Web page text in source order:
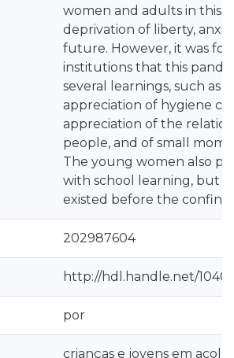
women and adults in this
deprivation of liberty,
future. However, it was
institutions that this
several learnings, such as
appreciation of hygiene
appreciation of the
people, and of small
The young women also
with school learning, but
existed before the
202987604
http://hdl.handle.net/
por
crianças e jovens em